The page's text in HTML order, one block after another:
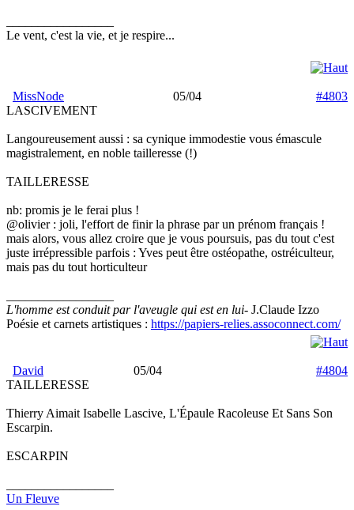
Le vent, c'est la vie, et je respire...
MissNode 05/04
#4803
LASCIVEMENT
Langoureusement aussi : sa cynique immodestie vous émascule
magistralement, en noble tailleresse (!)
TAILLERESSE
nb: promis je le ferai plus !
@olivier : joli, l'effort de finir la phrase par un prénom français !
mais alors, vous allez croire que je vous poursuis, pas du tout c'est
juste irrépressible parfois : Yves peut être ostéopathe, ostréiculteur,
mais pas du tout horticulteur
L'homme est conduit par l'aveugle qui est en lui- J.Claude Izzo
Poésie et carnets artistiques : https://papiers-relies.assoconnect.com/
David 05/04
#4804
TAILLERESSE
Thierry Aimait Isabelle Lascive, L'Épaule Racoleuse Et Sans Son
Escarpin.
ESCARPIN
Un Fleuve